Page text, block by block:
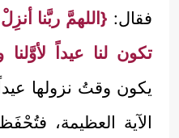
فقال: {اللهمَّ ربَّنا
تكون لنا عيداً
يكون وقتُ نزولها
الآية العظيمة،